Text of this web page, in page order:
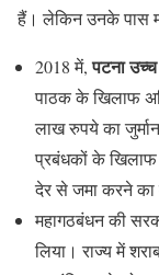
हैं। लेकिन उनके पास
2018 में,पटना
पाठक के खिलाफ
लाख रुपये का
प्रबंधकों के खिलाफ
देर से जमा करने का
महागठबंधन की
लिया। राज्य में